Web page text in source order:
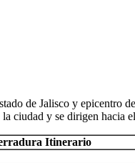
de Jalisco y epicentro
ciudad y se dirigen hacia
Itinerario